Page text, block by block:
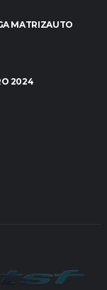
MATRIZAUTO
2024